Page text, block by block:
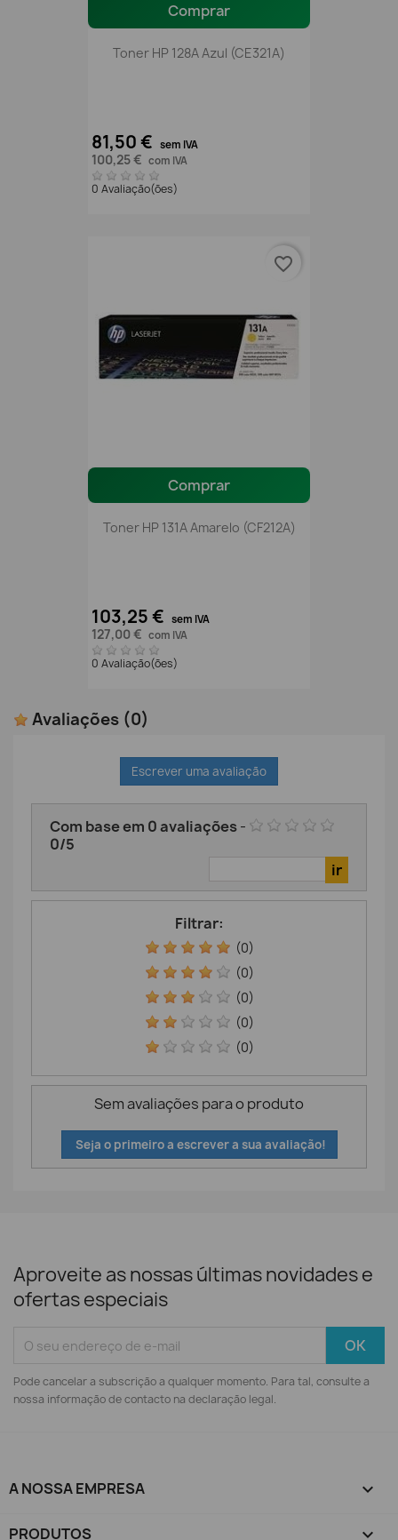
Comprar
Toner HP 128A Azul (CE321A)
81,50 € sem IVA
100,25 € com IVA
0 Avaliação(ões)
Comprar
Toner HP 131A Amarelo (CF212A)
103,25 € sem IVA
127,00 € com IVA
0 Avaliação(ões)
favorite_border
Avaliações (0)
Escrever uma avaliação
Com base em 0avaliações-
0/5
Filtrar:
(0)
(0)
(0)
(0)
(0)
Sem avaliações para o produto
Seja o primeiro a escrever a sua avaliação!
Aproveite as nossas últimas novidades e
ofertas especiais
Pode cancelar a subscrição a qualquer momento. Para tal, consulte a
nossa informação de contacto na declaração legal.
A NOSSA EMPRESA 
PRODUTOS 